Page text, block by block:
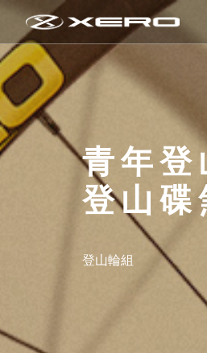
青年
登山
登山輪組